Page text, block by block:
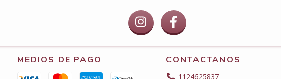
MEDIOS DE PAGO CONTACTANOS
1124625837